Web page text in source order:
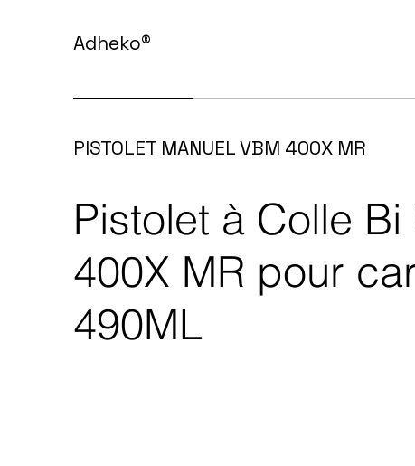
Adheko®
PISTOLET MANUEL VBM 400X MR
Pistolet à Colle
400X MR pour
490ML